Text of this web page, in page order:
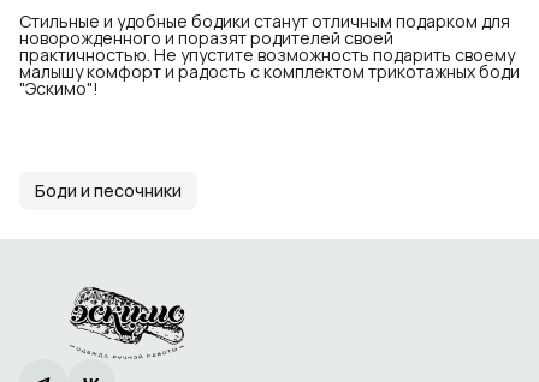
Стильные и удобные бодики станут отличным подарком для
новорожденного и поразят родителей своей
практичностью. Не упустите возможность подарить своему
малышу комфорт и радость с комплектом трикотажных боди
"Эскимо"!
Боди и песочники